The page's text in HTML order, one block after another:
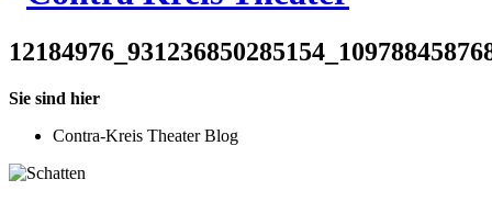
Sie sind hier
Contra-Kreis Theater Blog